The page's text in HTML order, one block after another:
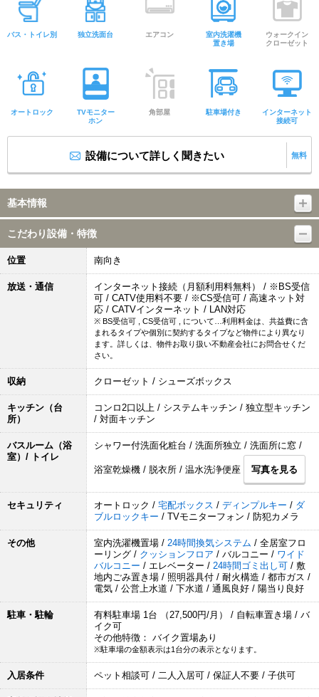
バス・トイレ別 独立洗面台 エアコン
室内洗濯機
置き場
ウォークイン
クローゼット
オートロック
TVモニター
ホン
角部屋 駐車場付き
インターネット
接続可
設備について詳しく聞きたい 無料
基本情報
こだわり設備・特徴
位置 南向き
放送・通信
インターネット接続（月額利用料無料） / ※BS受信
可 / CATV使用料不要 / ※CS受信可 / 高速ネット対
応 / CATVインターネット / LAN対応
※ BS受信可 , CS受信可 , について…利用料金は、共益費に含
まれるタイプや個別に契約するタイプなど物件により異なり
ます。詳しくは、物件お取り扱い不動産会社にお問合せくだ
さい。
収納 クローゼット / シューズボックス
キッチン（台
所）
コンロ2口以上 / システムキッチン / 独立型キッチン
/ 対面キッチン
バスルーム（浴
室）/ トイレ
シャワー付洗面化粧台 / 洗面所独立 / 洗面所に窓 /
浴室乾燥機 / 脱衣所 / 温水洗浄便座 写真を見る
セキュリティ オートロック / 宅配ボックス / ディンプルキー / ダ
ブルロックキー / TVモニターフォン / 防犯カメラ
その他 室内洗濯機置場 / 24時間換気システム / 全居室フロ
ーリング / クッションフロア / バルコニー / ワイド
バルコニー / エレベーター / 24時間ゴミ出し可 / 敷
地内ごみ置き場 / 照明器具付 / 耐火構造 / 都市ガス /
電気 / 公営上水道 / 下水道 / 通風良好 / 陽当り良好
駐車・駐輪
有料駐車場 1台 （27,500円/月） / 自転車置き場 / バ
イク可
その他特徴： バイク置場あり
※駐車場の金額表示は1台分の表示となります。
入居条件 ペット相談可 / 二人入居可 / 保証人不要 / 子供可